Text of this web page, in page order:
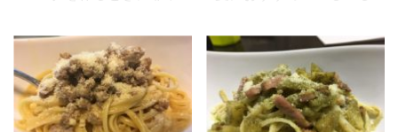
オイルですね。 オリーブ
オイル、体に良いと言わ
れていますがどんな効果
があるかご存知でしょう
か？ 昔、パスタの材料
レシピの紹介です。 細い
麺を使って冷たく、さっ
ぱりと食べられるので夏
場のランチにおすすめで
す！ 夏場にさっと食べ